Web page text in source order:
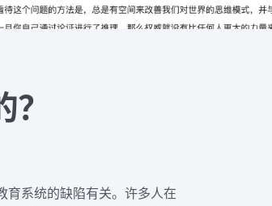
育系统的缺陷有关。许多人在